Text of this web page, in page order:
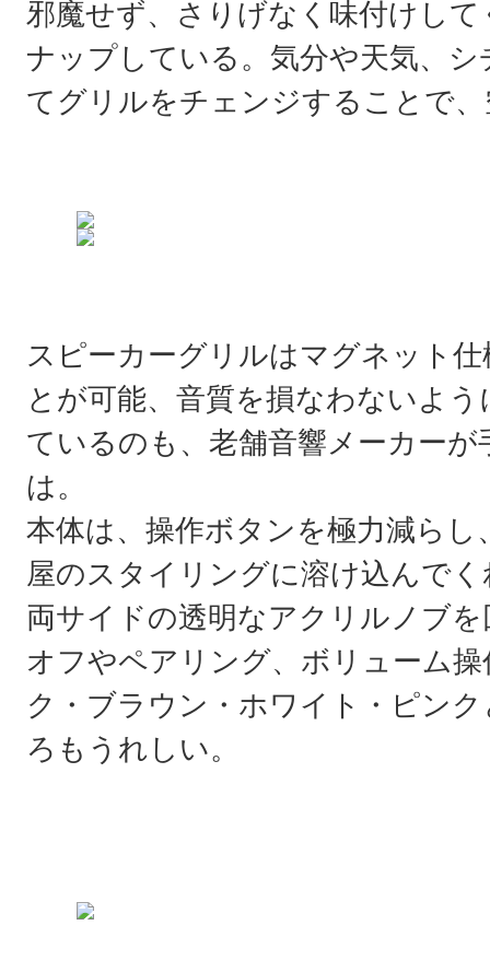
邪魔せず、さりげなく味付けし
ナップしている。気分や天気、
てグリルをチェンジすることで
スピーカーグリルはマグネット
とが可能、音質を損なわないよ
ているのも、老舗音響メーカー
は。
本体は、操作ボタンを極力減ら
屋のスタイリングに溶け込んで
両サイドの透明なアクリルノブ
オフやペアリング、ボリューム
ク・ブラウン・ホワイト・ピン
ろもうれしい。